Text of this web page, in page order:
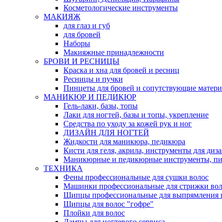
Косметологические инструменты
МАКИЯЖ
для глаз и губ
для бровей
Наборы
Макияжные принадлежности
БРОВИ И РЕСНИЦЫ
Краска и хна для бровей и ресниц
Ресницы и пучки
Пинцеты для бровей и сопутствующие
МАНИКЮР И ПЕДИКЮР
Гель-лаки, базы, топы
Лаки для ногтей, базы и топы, укрепление
Средства по уходу за кожей рук и ног
ДИЗАЙН ДЛЯ НОГТЕЙ
Жидкости для маникюра, педикюра
Кисти для геля, акрила, инструменты для
Маникюрные и педикюрные инструменты,
ТЕХНИКА
Фены профессиональные для сушки волос
Машинки профессиональные для стрижки
Щипцы профессиональные для выпрямления
Щипцы для волос "гофре"
Плойки для волос